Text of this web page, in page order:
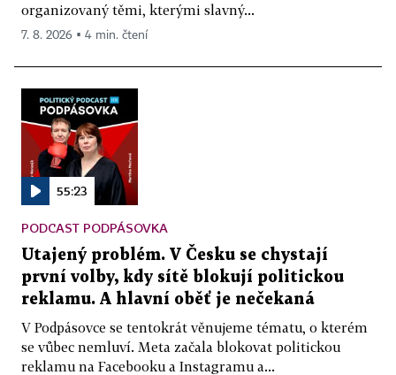
organizovaný těmi, kterými slavný...
7. 8. 2026 ▪ 4 min. čtení
55:23
PODCAST PODPÁSOVKA
Utajený problém. V Česku se chystají
první volby, kdy sítě blokují politickou
reklamu. A hlavní oběť je nečekaná
V Podpásovce se tentokrát věnujeme tématu, o kterém
se vůbec nemluví. Meta začala blokovat politickou
reklamu na Facebooku a Instagramu a...